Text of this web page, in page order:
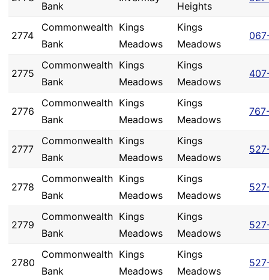
Bank Heights
2774
Commonwealth
Bank
Kings
Meadows
Kings
Meadows
2775
Commonwealth
Bank
Kings
Meadows
Kings
Meadows
2776
Commonwealth
Bank
Kings
Meadows
Kings
Meadows
2777
Commonwealth
Bank
Kings
Meadows
Kings
Meadows
2778
Commonwealth
Bank
Kings
Meadows
Kings
Meadows
2779
Commonwealth
Bank
Kings
Meadows
Kings
Meadows
2780
Commonwealth
Bank
Kings
Meadows
Kings
Meadows